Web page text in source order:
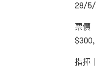
28/5/
票價
指揮